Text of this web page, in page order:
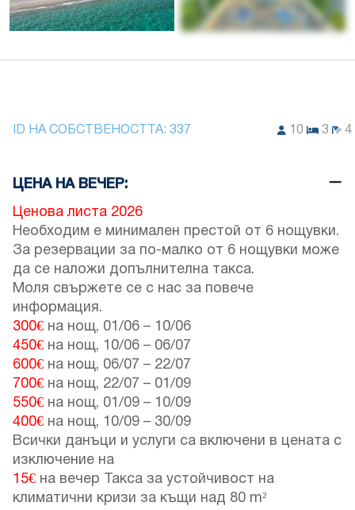
ID НА СОБСТВЕНОСТТА: 337 10 3 4
ЦЕНА НА ВЕЧЕР:
Ценова листа 2026
Необходим е минимален престой от 6 нощувки.
За резервации за по-малко от 6 нощувки може
да се наложи допълнителна такса.
Моля свържете се с нас за повече
информация.
300€ на нощ, 01/06 – 10/06
450€ на нощ, 10/06 – 06/07
600€ на нощ, 06/07 – 22/07
700€ на нощ, 22/07 – 01/09
550€ на нощ, 01/09 – 10/09
400€ на нощ, 10/09 – 30/09
Всички данъци и услуги са включени в цената с
изключение на
15€ на вечер Такса за устойчивост на
климатични кризи за къщи над 80 m²